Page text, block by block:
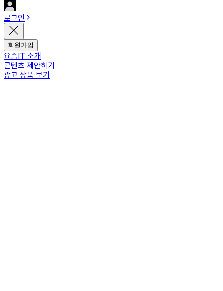
로그인
회원가입
요즘IT 소개
콘텐츠 제안하기
광고 상품 보기